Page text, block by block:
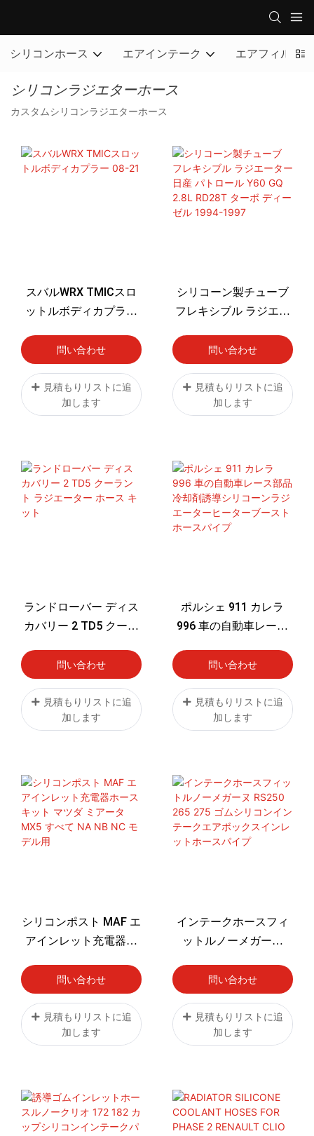
シリコンホース エアインテーク エアフィルタ
シリコンラジエターホース
カスタムシリコンラジエターホース
スバルWRX TMICスロ
ットルボディカプラー
問い合わせ
見積もりリストに追
加します
シリコーン製チューブ
フレキシブル ラジエー
Y60 GQ 2.8L RD28T タ
ーボ ディーゼル 1994-
1997
問い合わせ
見積もりリストに追
加します
ランドローバー ディス
カバリー 2 TD5 クーラ
ス キット
問い合わせ
見積もりリストに追
加します
ポルシェ 911 カレラ
996 車の自動車レース
ーンラジエーターヒー
ターブーストホースパ
イプ
問い合わせ
見積もりリストに追
加します
シリコンポスト MAF エ
アインレット充電器ホ
ータ MX5 すべて NA NB
NC モデル用
問い合わせ
見積もりリストに追
加します
インテークホースフィ
ットルノーメガーヌ
リコンインテークエア
ボックスインレットホ
ースパイプ
問い合わせ
見積もりリストに追
加します